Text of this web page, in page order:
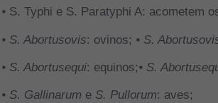
⦁ S. Typhi e S. Paratyphi A: acometem
⦁ S. Abortusovis: ovinos; ⦁ S.
⦁ S. Abortusequi: equinos;⦁ S.
⦁ S. Gallinarum e S. Pullorum: aves;